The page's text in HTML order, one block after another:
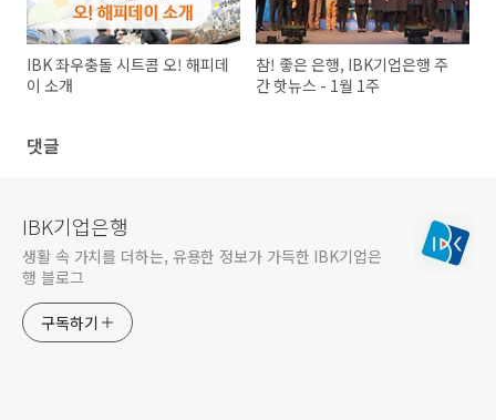
IBK 좌우충돌 시트콤 오! 해피데
이 소개
참! 좋은 은행, IBK기업은행 주
간 핫뉴스 - 1월 1주
댓글
IBK기업은행
생활 속 가치를 더하는, 유용한 정보가 가득한 IBK기업은
행 블로그
구독하기